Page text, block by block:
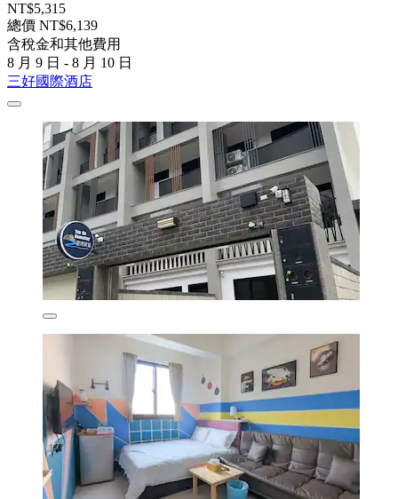
NT$5,315
總價 NT$6,139
含稅金和其他費用
8 月 9 日 - 8 月 10 日
三好國際酒店